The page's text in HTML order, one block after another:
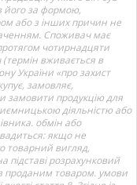
його за формою,
або з інших причин не
Споживач має
чотирнадцяти
вживається в
України «про захист
замовляє,
замовити продукцію для
діяльністю або
обмін або
якщо не
товарний вигляд,
підставі розрахунковий
проданим товаром. умови